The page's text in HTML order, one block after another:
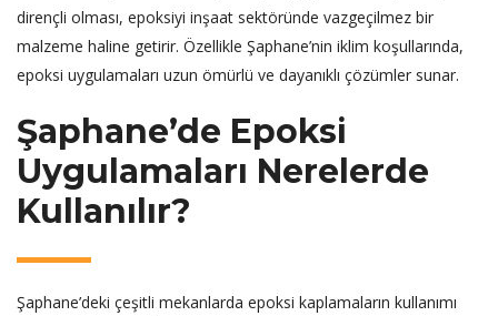
dirençli olması, epoksiyi inşaat sektöründe vazgeçilmez bir
malzeme haline getirir. Özellikle Şaphane’nin iklim koşullarında,
epoksi uygulamaları uzun ömürlü ve dayanıklı çözümler sunar.
Şaphane’de Epoksi
Uygulamaları Nerelerde
Kullanılır?
Şaphane’deki çeşitli mekanlarda epoksi kaplamaların kullanımı